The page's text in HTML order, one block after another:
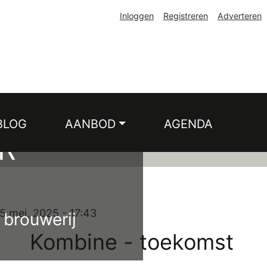
Inloggen Registreren Adverteren
AANBOD AGENDA
mei, 2025 - 17:43
Kombine - toekomst